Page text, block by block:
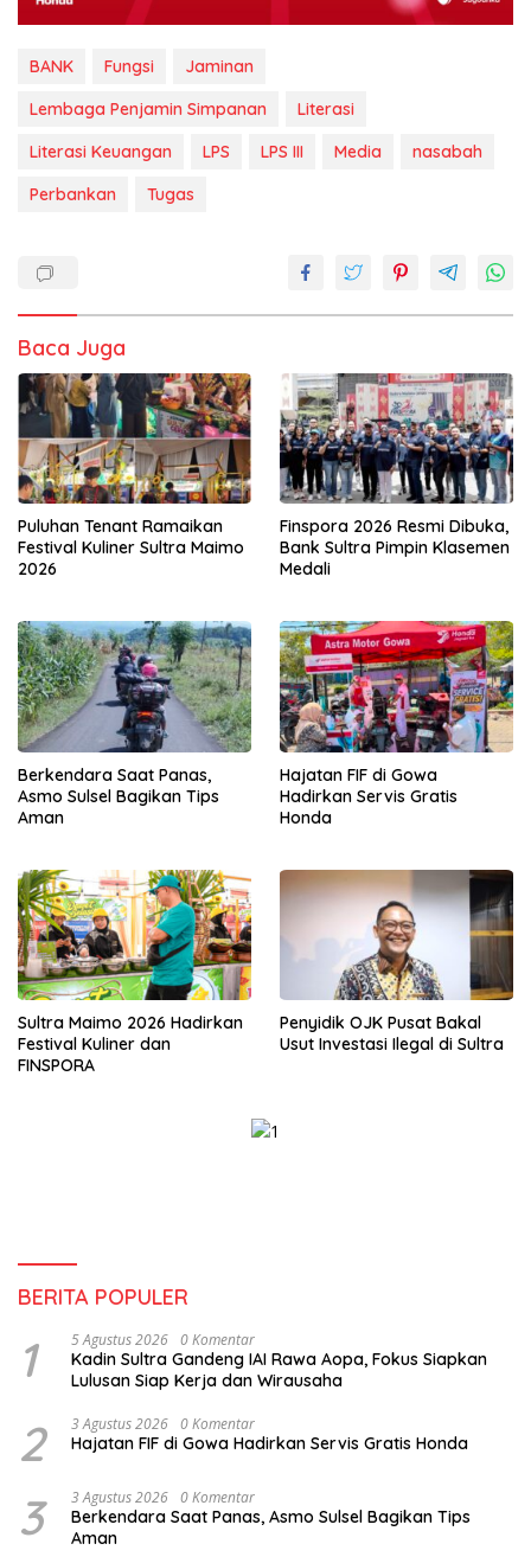
BANK Fungsi
Jaminan
Lembaga Penjamin Simpanan
Literasi
Literasi Keuangan
LPS LPS III Media
nasabah
Perbankan
Tugas
Baca Juga
Puluhan Tenant Ramaikan
Festival Kuliner Sultra Maimo
2026
Finspora 2026 Resmi Dibuka,
Bank Sultra Pimpin Klasemen
Medali
Berkendara Saat Panas,
Asmo Sulsel Bagikan Tips
Aman
Hajatan FIF di Gowa
Hadirkan Servis Gratis
Honda
Sultra Maimo 2026 Hadirkan
Festival Kuliner dan
FINSPORA
Penyidik OJK Pusat Bakal
Usut Investasi Ilegal di Sultra
BERITA POPULER
1 5 Agustus 2026 0 Komentar
Kadin Sultra Gandeng IAI Rawa Aopa, Fokus Siapkan
Lulusan Siap Kerja dan Wirausaha
2 3 Agustus 2026 0 Komentar
Hajatan FIF di Gowa Hadirkan Servis Gratis Honda
3 3 Agustus 2026 0 Komentar
Berkendara Saat Panas, Asmo Sulsel Bagikan Tips
Aman